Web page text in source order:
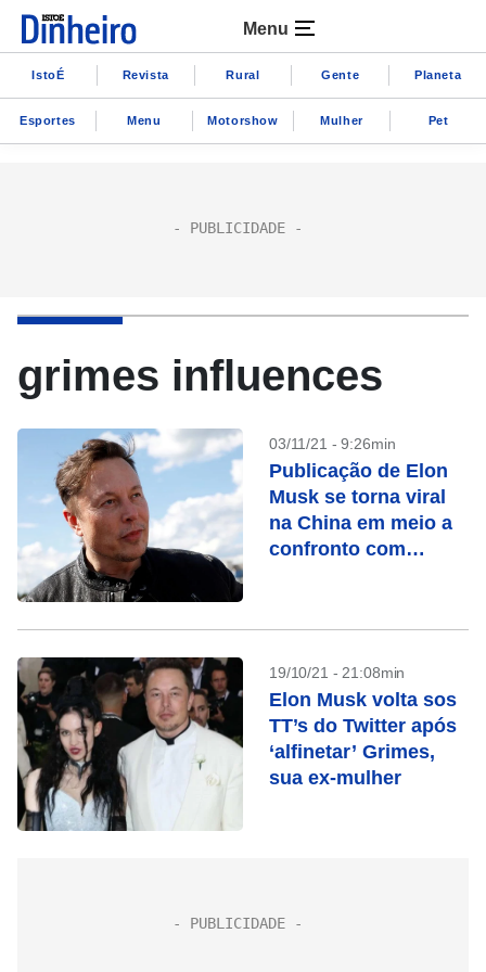
Menu
IstoÉ Revista Rural Gente Planeta
Esportes Menu Motorshow Mulher Pet
grimes influences
03/11/21 - 9:26min
Publicação de Elon
Musk se torna viral
na China em meio a
confronto com
19/10/21 - 21:08min
Elon Musk volta sos
TT’s do Twitter após
‘alfinetar’ Grimes,
sua ex-mulher